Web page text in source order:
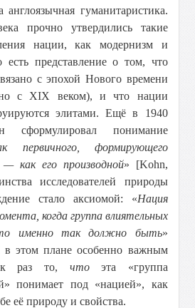
англоязычная гуманитаристика.
прочно утвердились такие
нации, как модернизм и
есть представление о том, что
с эпохой Нового времени
с XIX веком), и что нации
элитами. Ещё в 1940
понимание
первичного, формирующего
как его производной» [Kohn,
исследователей природы
стало аксиомой: «Нация
когда группа влиятельных
именно так должно быть»
этом плане особенно важным
раз то, чтоэта «группа
понимает под «нацией», как
её природу и свойства.